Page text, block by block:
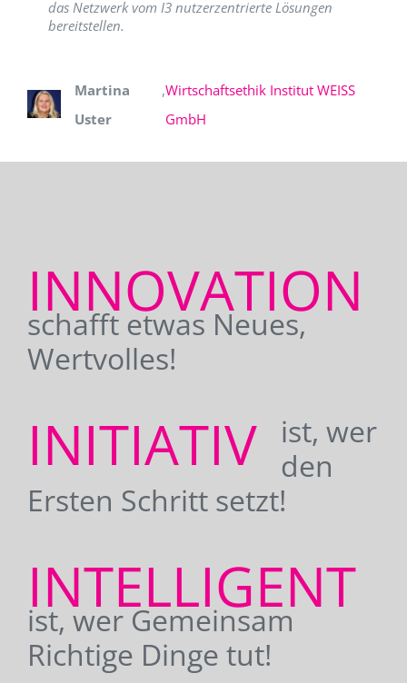
das Netzwerk vom I3 nutzerzentrierte Lösungen
bereitstellen.
Martina
Uster
,Wirtschaftsethik Institut WEISS
GmbH
INNOVATION
schafft etwas Neues,
Wertvolles!
INITIATIV
ist, wer
den
Ersten Schritt setzt!
INTELLIGENT
ist, wer Gemeinsam
Richtige Dinge tut!